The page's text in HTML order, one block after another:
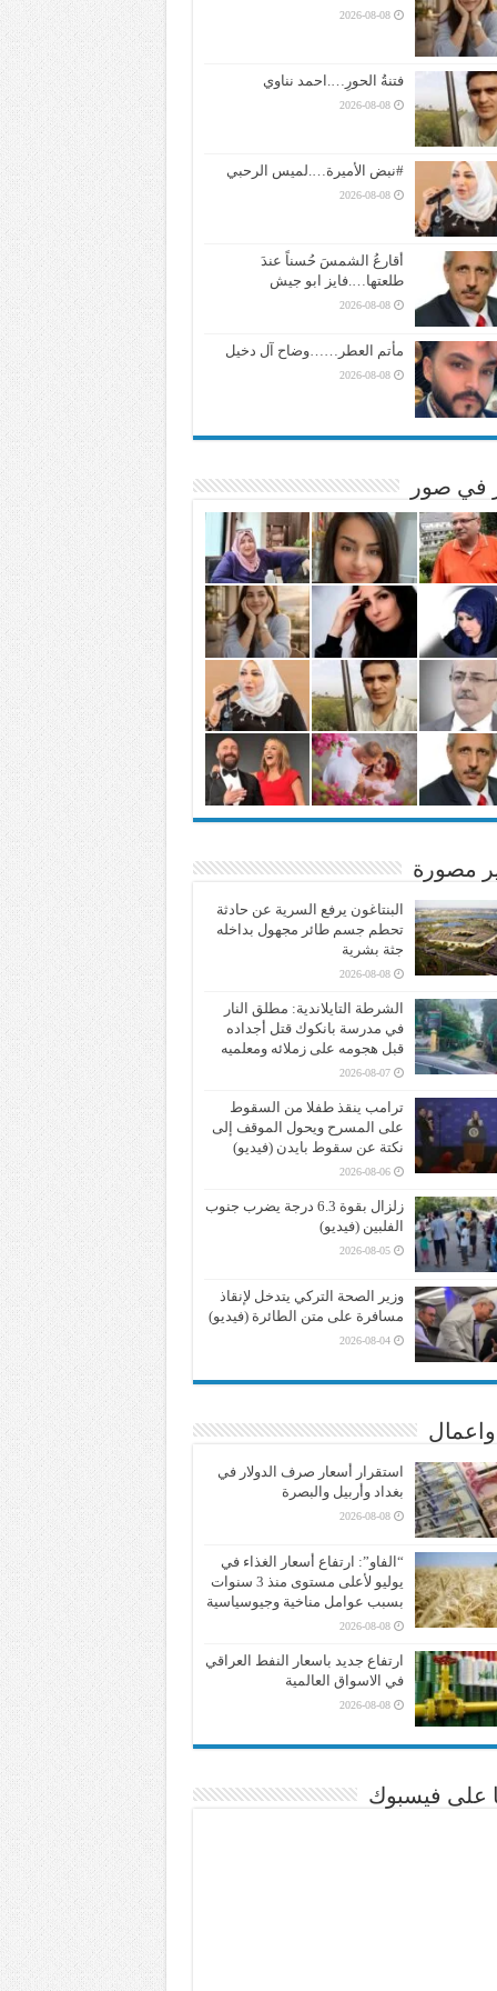
2026-08-08
فتنةُ الحورِ….احمد نناوي
2026-08-08
#نبض الأميرة….لميس الرحبي
2026-08-08
أقارعُ الشمسَ حُسناً عندَ
طلعتها….فايز ابو جيش
2026-08-08
مأتم العطر……وضاح آل دخيل
2026-08-08
في صور
مصورة
البنتاغون يرفع السرية عن حادثة
تحطم جسم طائر مجهول بداخله
جثة بشرية
2026-08-08
الشرطة التايلاندية: مطلق النار
في مدرسة بانكوك قتل أجداده
قبل هجومه على زملائه ومعلميه
2026-08-07
ترامب ينقذ طفلا من السقوط
على المسرح ويحول الموقف إلى
نكتة عن سقوط بايدن (فيديو)
2026-08-06
زلزال بقوة 6.3 درجة يضرب جنوب
الفلبين (فيديو)
2026-08-05
وزير الصحة التركي يتدخل لإنقاذ
مسافرة على متن الطائرة (فيديو)
2026-08-04
استقرار أسعار صرف الدولار في
بغداد وأربيل والبصرة
2026-08-08
“الفاو”: ارتفاع أسعار الغذاء في
يوليو لأعلى مستوى منذ 3 سنوات
بسبب عوامل مناخية وجيوسياسية
2026-08-08
ارتفاع جديد باسعار النفط العراقي
في الاسواق العالمية
2026-08-08
على فيسبوك